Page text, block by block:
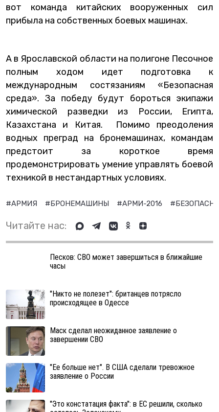
вот команда китайских вооруженных сил
прибыла на собственных боевых машинах.
А в Ярославской области на полигоне Песочное
полным ходом идет подготовка к
международным состязаниям «Безопасная
среда». За победу будут бороться экипажи
химической разведки из России, Египта,
Казахстана и Китая. Помимо преодоления
водных преград на бронемашинах, командам
предстоит за короткое время
продемонстрировать умение управлять боевой
техникой в нестандартных условиях.
#АРМИЯ #БРОНЕМАШИНЫ #АРМИ-2016
Читайте нас:
Песков: СВО может завершиться в ближайшие
часы
"Никто не полезет": британцев потрясло
происходящее в Одессе
Маск сделал неожиданное заявление о
завершении СВО
"Ее больше нет". В США сделали тревожное
заявление о России
"Это констатация факта": в ЕС решили, сколько